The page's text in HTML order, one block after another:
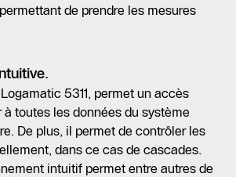
de prendre les mesures
5311, permet un accès
toutes les données du système
De plus, il permet de contrôler les
dans ce cas de cascades.
intuitif permet entre autres de